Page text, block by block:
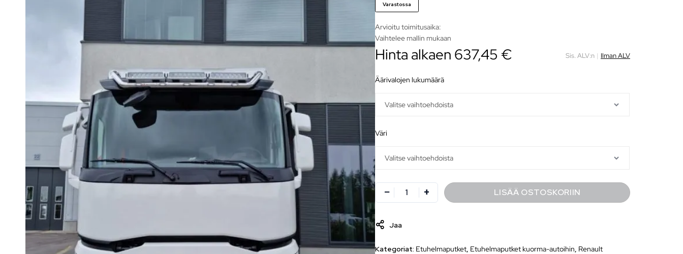
Varastossa
Arvioitu toimitusaika:
Vaihtelee mallin mukaan
Hinta alkaen 637,45 € Sis. ALV:n | Ilman ALV
äärivalojen lukumäärä
väri
LISÄÄ OSTOSKORIIN
Jaa
Kategoriat: Etuhelmaputket Etuhelmaputket kuorma-autoihin Renault